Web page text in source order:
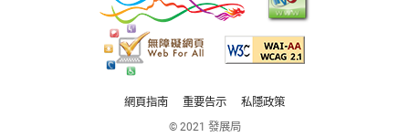
網頁指南 重要告示
私隱政策
© 2021 發展局